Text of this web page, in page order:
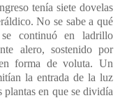
tenía siete dovelas
No se sabe a qué
continuó en ladrillo
alero, sostenido por
forma de voluta. Un
la entrada de la luz
en que se dividía